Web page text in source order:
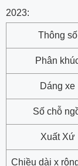
2023:
Thông số
Phân
Dáng xe
Số chỗ
Xuất Xứ
Chiều dài x